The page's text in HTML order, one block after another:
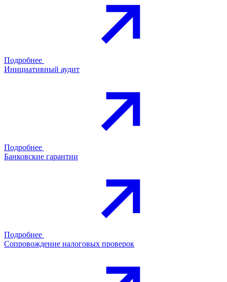
Подробнее
Инициативный аудит
Подробнее
Банковские гарантии
Подробнее
Сопровождение налоговых проверок